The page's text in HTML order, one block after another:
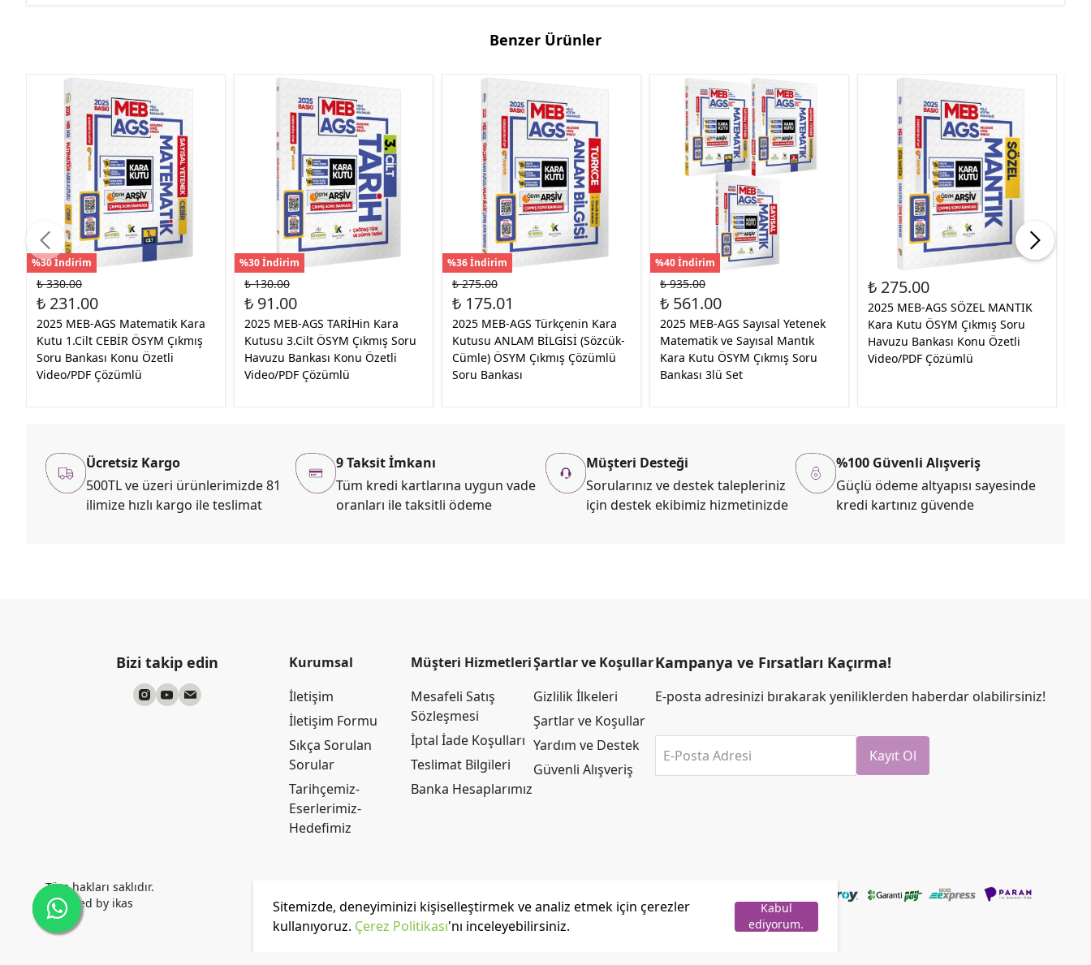
Sitemizde, deneyiminizi kişiselleştirmek ve analiz etmek için çerezler
kullanıyoruz. Çerez Politikası'nı inceleyebilirsiniz.
Kabul
ediyorum.
Benzer Ürünler
%30 İndirim
₺ 330.00
₺ 231.00
2025 MEB-AGS Matematik Kara
Kutu 1.Cilt CEBİR ÖSYM Çıkmış
Soru Bankası Konu Özetli
Video/PDF Çözümlü
%30 İndirim
₺ 130.00
₺ 91.00
2025 MEB-AGS TARİHin Kara
Kutusu 3.Cilt ÖSYM Çıkmış Soru
Havuzu Bankası Konu Özetli
Video/PDF Çözümlü
%36 İndirim
₺ 275.00
₺ 175.01
2025 MEB-AGS Türkçenin Kara
Kutusu ANLAM BİLGİSİ (Sözcük-
Cümle) ÖSYM Çıkmış Çözümlü
Soru Bankası
%40 İndirim
₺ 935.00
₺ 561.00
2025 MEB-AGS Sayısal Yetenek
Matematik ve Sayısal Mantık
Kara Kutu ÖSYM Çıkmış Soru
Bankası 3lü Set
₺ 275.00
2025 MEB-AGS SÖZEL MANTIK
Kara Kutu ÖSYM Çıkmış Soru
Havuzu Bankası Konu Özetli
Video/PDF Çözümlü
Ücretsiz Kargo
500TL ve üzeri ürünlerimizde 81
ilimize hızlı kargo ile teslimat
9 Taksit İmkanı
Tüm kredi kartlarına uygun vade
oranları ile taksitli ödeme
Müşteri Desteği
Sorularınız ve destek talepleriniz
için destek ekibimiz hizmetinizde
%100 Güvenli Alışveriş
Güçlü ödeme altyapısı sayesinde
kredi kartınız güvende
Bizi takip edin
Kurumsal
İletişim
İletişim Formu
Sıkça Sorulan
Sorular
Tarihçemiz-
Eserlerimiz-
Hedefimiz
Müşteri Hizmetleri
Mesafeli Satış
Sözleşmesi
İptal İade Koşulları
Teslimat Bilgileri
Banka Hesaplarımız
Şartlar ve Koşullar
Gizlilik İlkeleri
Şartlar ve Koşullar
Yardım ve Destek
Güvenli Alışveriş
Kampanya ve Fırsatları Kaçırma!
E-posta adresinizi bırakarak yeniliklerden haberdar olabilirsiniz!
E-Posta Adresi Kayıt Ol
Tüm hakları saklıdır.
Powered by ikas